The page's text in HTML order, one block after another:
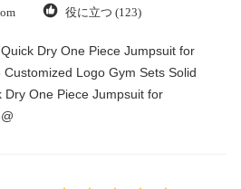
役に立つ (123)
Dry One Piece Jumpsuit for
Logo Gym Sets Solid
Dry One Piece Jumpsuit for